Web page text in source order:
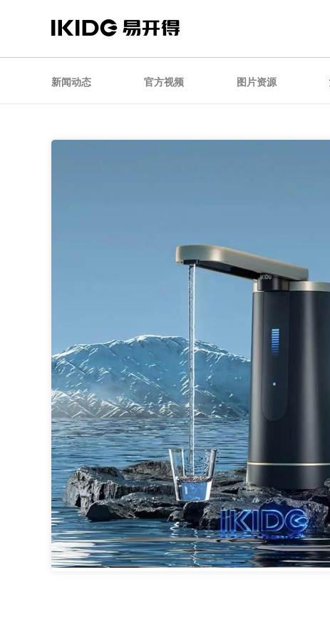
新闻动态 官方视频 图片资源